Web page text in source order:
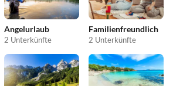
Angelurlaub
2 Unterkünfte
Familienfreundlich
2 Unterkünfte